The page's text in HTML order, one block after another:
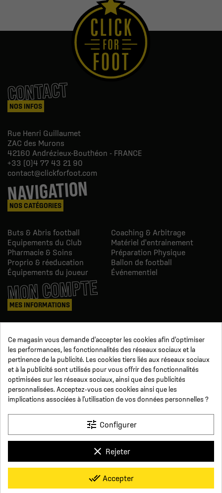
CONTACT
NOS INFOS
Rue Henri Guillaumet
ZAC des Murons
42160 Andrézieux-Bouthéon - FRANCE
+33 (0)4 77 43 21 90
contact@clickforfoot.com
NAVIGATION
NOS CATÉGORIES
Buts & Abris football
Coaching & Arbitrage
Equipements du Club
Matériel d'entrainement
Pharmacie & Soins
Préparation Physique
Proprio & réeducation
Ballon de football
Équipements du joueur
Événementiel
MON COMPTE
MES INFORMATIONS
Avoirs
Informations
Suivi de commande
Devenez revendeur
NOUS SUIVRE
SUR LES RÉSEAUX
Conditions générales de vente
Paiement sécurisé
Qui sommes-nous ?
Foire aux Questions Mentions légales
Click For Foot x
Ce magasin vous demande d'accepter les cookies afin d'optimiser
les performances, les fonctionnalités des réseaux sociaux et la
pertinence de la publicité. Les cookies tiers liés aux réseaux sociaux
et à la publicité sont utilisés pour vous offrir des fonctionnalités
optimisées sur les réseaux sociaux, ainsi que des publicités
personnalisées. Acceptez-vous ces cookies ainsi que les
implications associées à l'utilisation de vos données personnelles ?
tune Configurer
clear Rejeter
done_all Accepter